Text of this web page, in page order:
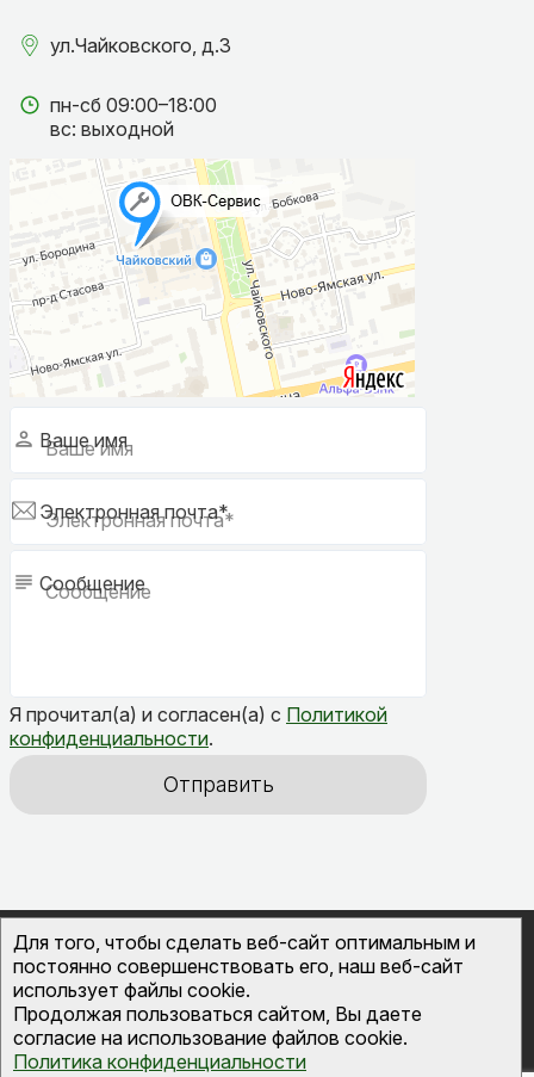
Для того, чтобы сделать веб-сайт оптимальным и
постоянно совершенствовать его, наш веб-сайт
использует файлы cookie.
Продолжая пользоваться сайтом, Вы даете
согласие на использование файлов cookie.
Политика конфиденциальности
ул.Чайковского, д.3
пн-сб 09:00–18:00
вс: выходной
Ваше имя
Электронная почта*
Сообщение
Я прочитал(а) и согласен(а) с Политикой
конфиденциальности.
Отправить
© 2026ОВК-Сервисканализационные септики
и инженерные системы во Владимире
Политика конфиденциальности